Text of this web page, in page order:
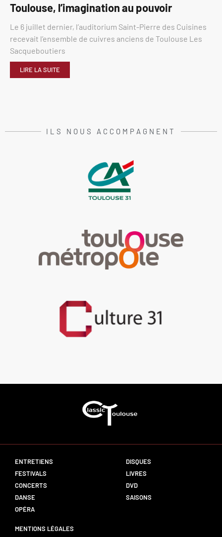
Toulouse, l’imagination au pouvoir
Le 6 juillet dernier, l’auditorium Saint-Pierre des Cuisines
recevait l’ensemble de cuivres anciens de Toulouse Les
Sacqueboutiers
LIRE LA SUITE
ILS NOUS ACCOMPAGNENT
ENTRETIENS
FESTIVALS
CONCERTS
DANSE
OPÉRA
DISQUES
LIVRES
DVD
SAISONS
MENTIONS LÉGALES